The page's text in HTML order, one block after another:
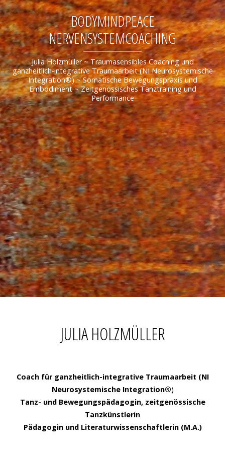
BODYMINDPEACE
NERVENSYSTEMCOACHING
Julia Holzmüller ~ Traumasensibles Coaching und
ganzheitlich-integrative Traumaarbeit (NI Neurosystemische
Integration®) ~ Somatische Bewegungspraxis und
Embodiment ~ Zeitgenössisches Tanztraining und
Performance
JULIA HOLZMÜLLER
Coach für ganzheitlich-integrative Traumaarbeit (NI
Neurosystemische Integration®)
Tanz- und Bewegungspädagogin, zeitgenössische
Tanzkünstlerin
Pädagogin und Literaturwissenschaftlerin (M.A.)